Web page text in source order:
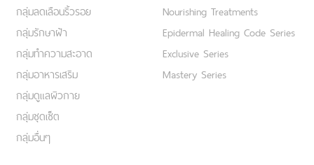
กลุ่มลดเลือนริ้วรอย
กลุ่มรักษาฝ้า
กลุ่มทำความสะอาด
กลุ่มอาหารเสริม
กลุ่มดูแลผิวกาย
กลุ่มชุดเซ็ต
กลุ่มอื่นๆ
Nourishing Treatments
Epidermal Healing Code Series
Exclusive Series
Mastery Series